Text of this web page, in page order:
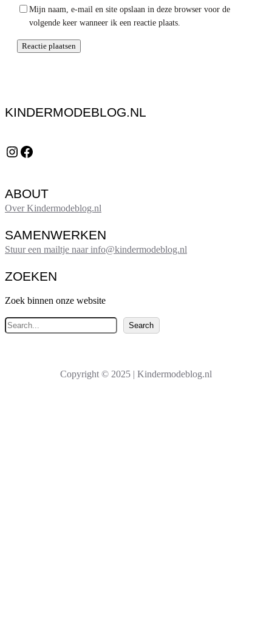
Mijn naam, e-mail en site opslaan in deze browser voor de
volgende keer wanneer ik een reactie plaats.
KINDERMODEBLOG.NL
Instagram Facebook
ABOUT
Over Kindermodeblog.nl
SAMENWERKEN
Stuur een mailtje naar info@kindermodeblog.nl
ZOEKEN
Zoek binnen onze website
Z
o
e
Search
Copyright © 2025 | Kindermodeblog.nl